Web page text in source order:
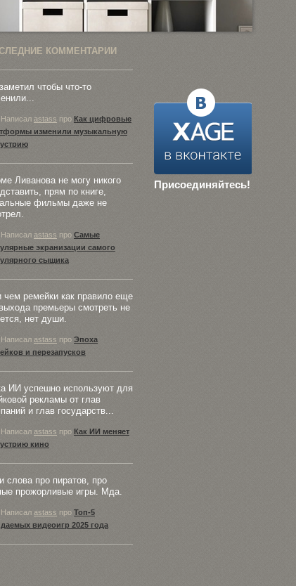
КОММЕНТАРИИ
Присоединяйтесь!
чтобы что-то
Написал astass про Как цифровые
изменили музыкальную
Ливанова не могу никого
прям по книге,
фильмы даже не
Написал astass про Самые
экранизации самого
сыщика
чем ремейки как правило еще
премьеры смотреть не
нет души.
Написал astass про Эпоха
и перезапусков
ИИ успешно используют для
рекламы от глав
и глав государств...
Написал astass про Как ИИ меняет
кино
слова про пиратов, про
прожорливые игры. Мда.
Написал astass про Топ-5
видеоигр 2025 года